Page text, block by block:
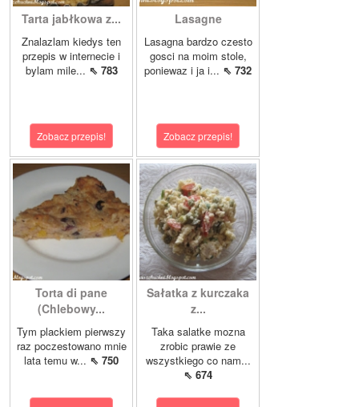
Tarta jabłkowa z...
Znalazlam kiedys ten
przepis w internecie i
bylam mile... ⇖ 783
Zobacz przepis!
Lasagne
Lasagna bardzo czesto
gosci na moim stole,
poniewaz i ja i... ⇖ 732
Zobacz przepis!
Torta di pane
(Chlebowy...
Tym plackiem pierwszy
raz poczestowano mnie
lata temu w... ⇖ 750
Sałatka z kurczaka
z...
Taka salatke mozna
zrobic prawie ze
wszystkiego co nam...
⇖ 674